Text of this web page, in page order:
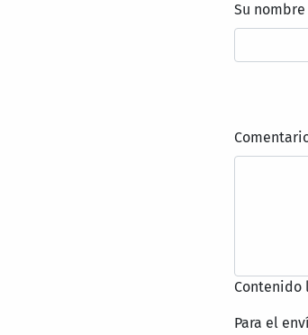
Su nombre
Contenido
Para el